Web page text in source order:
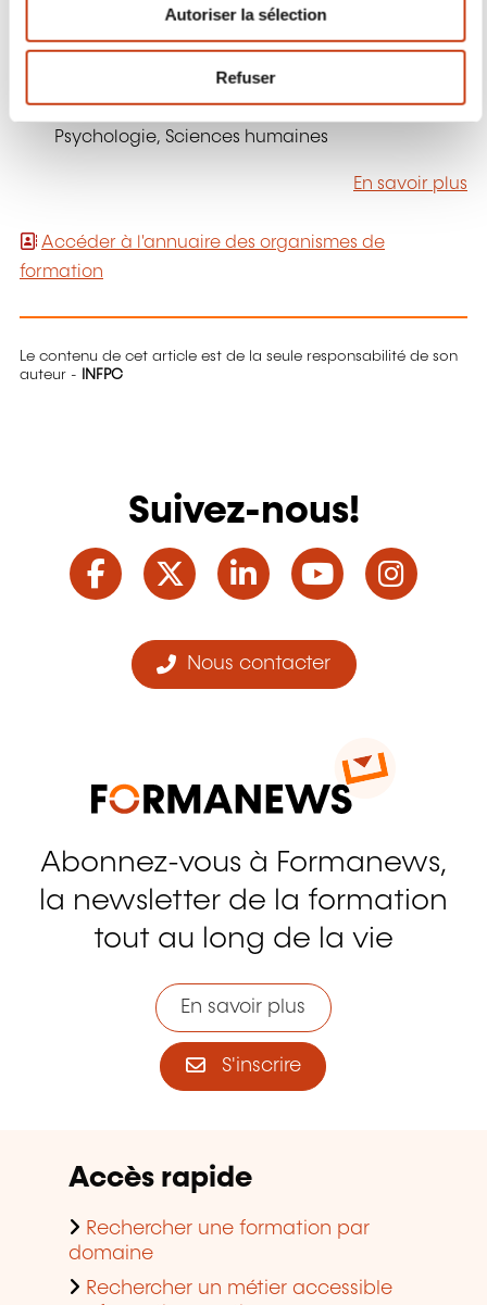
n
Autoriser la sélection
Refuser
Domaines de formation:Action sociale,
Psychologie, Sciences humaines
En savoir plus
Accéder à l'annuaire des organismes de
formation
Le contenu de cet article est de la seule responsabilité de son
auteur -
INFPC
Suivez-nous!
Facebook
TwitterLinkedInYouTube
Nous contacter
Abonnez-vous à Formanews,
la newsletter de la formation
tout au long de la vie
En savoir plus
S'inscrire
Accès rapide
Rechercher une formation par
domaine
Rechercher un métier accessible